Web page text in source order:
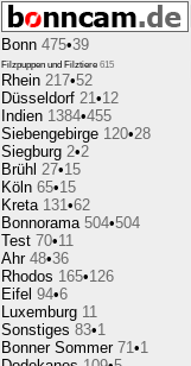
Bonn 475•39
Filzpuppen und Filztiere 615
Rhein 217•52
Düsseldorf 21•12
Indien 1384•455
Siebengebirge 120•28
Siegburg 2•2
Brühl 27•15
Köln 65•15
Kreta 131•62
Bonnorama 504•504
Test 70•11
Ahr 48•36
Rhodos 165•126
Eifel 94•6
Luxemburg 11
Sonstiges 83•1
Bonner Sommer 71•1